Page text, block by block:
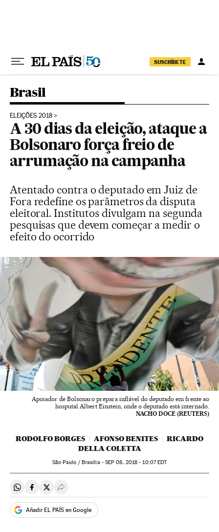
SUSCRÍBETE
Brasil
ELEIÇÕES 2018
A 30 dias da eleição, ataque a
Bolsonaro força freio de
arrumação na campanha
Atentado contra o deputado em Juiz de
Fora redefine os parâmetros da disputa
eleitoral. Institutos divulgam na segunda
pesquisas que devem começar a medir o
efeito do ocorrido
Apoiador de Bolsonaro prepara inflável do deputado em frente ao
hosputal Albert Einstein, onde o deputado está internado.
NACHO DOCE (REUTERS)
RODOLFO BORGES AFONSO BENITES
RICARDO
DELLA COLETTA
São Paulo / Brasília - SEP 08, 2018 - 10:07EDT
Compartir en Whatsapp
Compartir en Facebook
Compartir en Twitter
Desplegar Redes Sociales
Añadir EL PAÍS en Google